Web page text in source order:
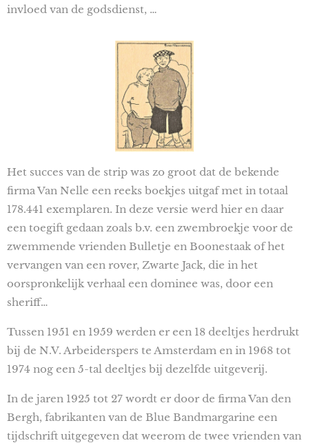
invloed van de godsdienst, …
Het succes van de strip was zo groot dat de bekende
firma Van Nelle een reeks boekjes uitgaf met in totaal
178.441 exemplaren. In deze versie werd hier en daar
een toegift gedaan zoals b.v. een zwembroekje voor de
zwemmende vrienden Bulletje en Boonestaak of het
vervangen van een rover, Zwarte Jack, die in het
oorspronkelijk verhaal een dominee was, door een
sheriff…
Tussen 1951 en 1959 werden er een 18 deeltjes herdrukt
bij de N.V. Arbeiderspers te Amsterdam en in 1968 tot
1974 nog een 5-tal deeltjes bij dezelfde uitgeverij.
In de jaren 1925 tot 27 wordt er door de firma Van den
Bergh, fabrikanten van de Blue Bandmargarine een
tijdschrift uitgegeven dat weerom de twee vrienden van